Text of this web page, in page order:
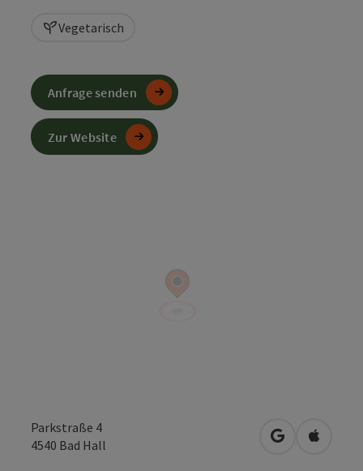
Vegetarisch
Parkstraße 4
4540 Bad Hall in Google
in
Anfrage senden
Zur Website